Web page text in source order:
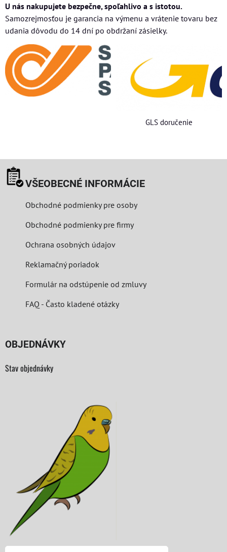
U nás nakupujete bezpečne, spoľahlivo a s istotou.
Samozrejmosťou je garancia na výmenu a vrátenie tovaru bez
udania dôvodu do 14 dní po obdržaní zásielky.
GLS doručenie
VŠEOBECNÉ INFORMÁCIE
Obchodné podmienky pre osoby
Obchodné podmienky pre firmy
Ochrana osobných údajov
Reklamačný poriadok
Formulár na odstúpenie od zmluvy
FAQ - Často kladené otázky
OBJEDNÁVKY
Stav objednávky